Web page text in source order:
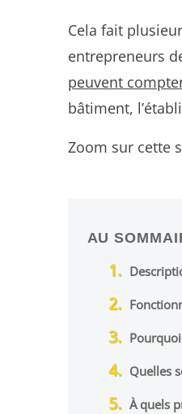
Cela fait
entrepreneurs
peuvent
bâtiment,
Zoom sur cette
AU
Quelles
À quels